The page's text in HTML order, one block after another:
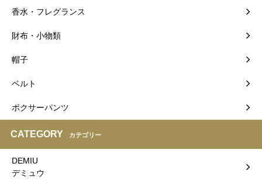
香水・フレグランス
財布・小物類
帽子
ベルト
ボクサーパンツ
CATEGORY カテゴリー
DEMIU
デミュウ